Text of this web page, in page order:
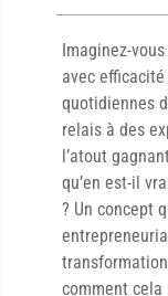
Imaginez-
avec
quotidiennes
relais à des
l’atout
qu’en est-il
? Un concept
comment cela